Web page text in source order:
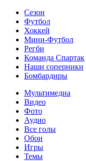
Сезон
Футбол
Хоккей
Мини-Футбол
Регби
Команда Спартак
Наши соперники
Бомбардиры
Мультимедиа
Видео
Фото
Аудио
Все голы
Обои
Игры
Темы